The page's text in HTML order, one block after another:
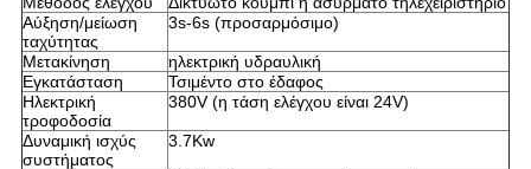
Αύξηση/μείωση
ταχύτητας
3s-6s (προσαρμόσιμο)
Μετακίνηση
ηλεκτρική υδραυλική
Εγκατάσταση
Τσιμέντο στο έδαφος
Ηλεκτρική
τροφοδοσία
380V (η τάση ελέγχου είναι 24V)
Δυναμική ισχύς
συστήματος
3.7Kw